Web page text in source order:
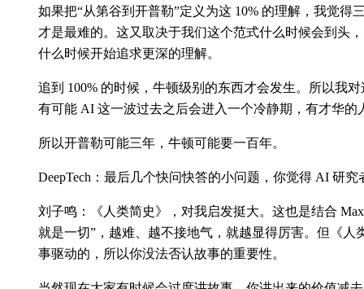
如果把“从第谷到开普勒”定义为这 10% 的理解，我觉得
才是最难的。这又取决于我们这个范式什么时候会到头
什么时候开始追求更深的理解。
追到 100% 的时候，牛顿级别的东西才会发生。所以我
有可能 AI 这一波过去之后会进入一个冷静期，有才华的
所以开普勒可能三年，牛顿可能要一百年。
DeepTech：最后几个快问快答的小问题，你觉得 AI 研
刘子鸣：《人类简史》，对我启发挺大。这也是结合
就是一切”，越难、越不接地气，就越显得厉害。但《人
事驱动的，所以你没法否认故事的重要性。